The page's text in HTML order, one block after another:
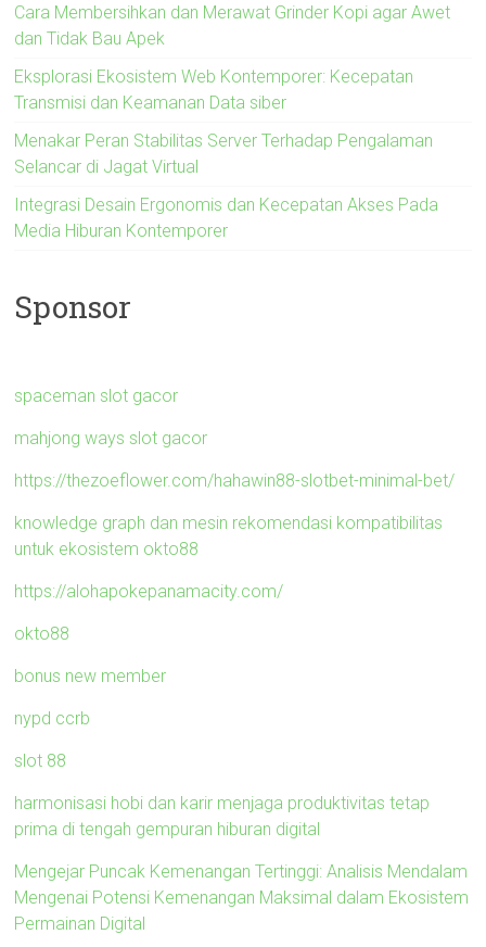
Cara Membersihkan dan Merawat Grinder Kopi agar Awet
dan Tidak Bau Apek
Eksplorasi Ekosistem Web Kontemporer: Kecepatan
Transmisi dan Keamanan Data siber
Menakar Peran Stabilitas Server Terhadap Pengalaman
Selancar di Jagat Virtual
Integrasi Desain Ergonomis dan Kecepatan Akses Pada
Media Hiburan Kontemporer
Sponsor
spaceman slot gacor
mahjong ways slot gacor
https://thezoeflower.com/hahawin88-slotbet-minimal-bet/
knowledge graph dan mesin rekomendasi kompatibilitas
untuk ekosistem okto88
https://alohapokepanamacity.com/
okto88
bonus new member
nypd ccrb
slot 88
harmonisasi hobi dan karir menjaga produktivitas tetap
prima di tengah gempuran hiburan digital
Mengejar Puncak Kemenangan Tertinggi: Analisis Mendalam
Mengenai Potensi Kemenangan Maksimal dalam Ekosistem
Permainan Digital